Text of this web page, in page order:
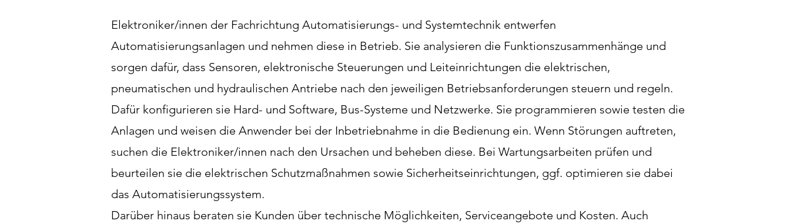
Elektroniker/innen der Fachrichtung Automatisierungs- und Systemtechnik entwerfen
Automatisierungsanlagen und nehmen diese in Betrieb. Sie analysieren die Funktionszusammenhänge und
sorgen dafür, dass Sensoren, elektronische Steuerungen und Leiteinrichtungen die elektrischen,
pneumatischen und hydraulischen Antriebe nach den jeweiligen Betriebsanforderungen steuern und regeln.
Dafür konfigurieren sie Hard- und Software, Bus-Systeme und Netzwerke. Sie programmieren sowie testen die
Anlagen und weisen die Anwender bei der Inbetriebnahme in die Bedienung ein. Wenn Störungen auftreten,
suchen die Elektroniker/innen nach den Ursachen und beheben diese. Bei Wartungsarbeiten prüfen und
beurteilen sie die elektrischen Schutzmaßnahmen sowie Sicherheitseinrichtungen, ggf. optimieren sie dabei
das Automatisierungssystem.
Darüber hinaus beraten sie Kunden über technische Möglichkeiten, Serviceangebote und Kosten. Auch